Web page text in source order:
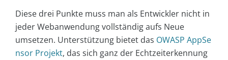
Diese drei Punkte muss man als Entwickler nicht in
jeder Webanwendung vollständig aufs Neue
umsetzen. Unterstützung bietet das OWASP AppSe
nsor Projekt, das sich ganz der Echtzeiterkennung